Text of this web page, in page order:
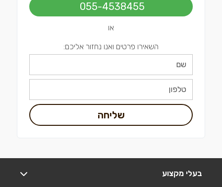
055-4538455
או
השאירו פרטים ואנו נחזור אליכם:
שליחה
בעלי מקצוע